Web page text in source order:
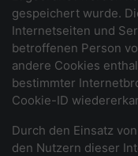
gespeichert wurde.
Internetseiten und
betroffenen Person
andere Cookies
bestimmter
Cookie-ID
Durch den Einsatz
den Nutzern dieser